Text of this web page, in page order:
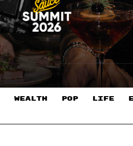
WEALTH POP LIFE